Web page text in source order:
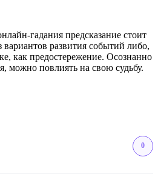
гадания предсказание стоит
развития событий либо,
как предостережение. Осознанно
можно повлиять на свою судьбу.
0